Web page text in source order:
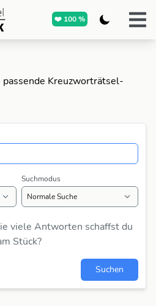
❤️ 100 %
Kreuzworträtsel-
Suchmodus
viele Antworten schaffst du
Stück?
Suchen